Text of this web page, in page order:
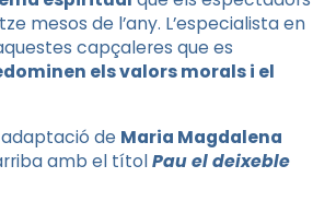
mesos de l’any. L’especialista en
capçaleres que es
els valors morals i el
de Maria Magdalena
amb el títolPau el deixeble